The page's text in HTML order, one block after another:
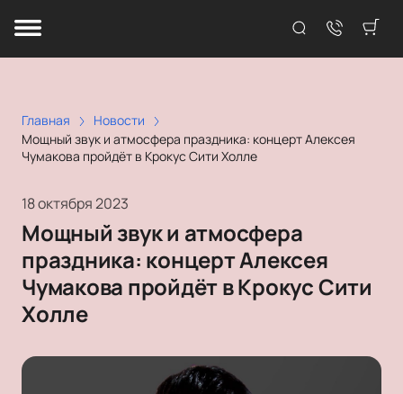
Главная
Новости
Мощный звук и атмосфера праздника: концерт Алексея
Чумакова пройдёт в Крокус Сити Холле
18 октября 2023
Мощный звук и атмосфера
праздника: концерт Алексея
Чумакова пройдёт в Крокус Сити
Холле